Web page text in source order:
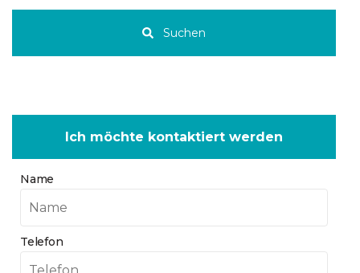
Suchen
Ich möchte kontaktiert werden
Name
Telefon